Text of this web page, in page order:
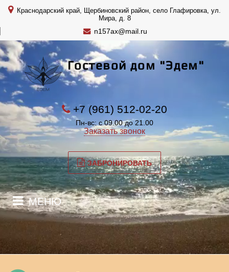
Краснодарский край, Щербиновский район, село Глафировка, ул.
Мира, д. 8
n157ax@mail.ru
Гостевой дом "Эдем"
+7 (961) 512-02-20
Пн-вс: с 09.00 до 21.00
Заказать звонок
ЗАБРОНИРОВАТЬ
МЕНЮ